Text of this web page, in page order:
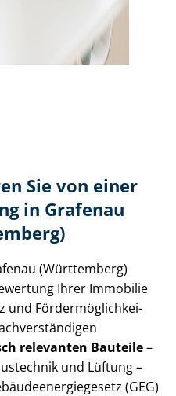
Sie von einer
in Grafenau
(Württemberg)
Ihrer Immobilie
und För­der­mög­lich­kei­
relevanten Bauteile–
und Lüftung –
(GEG)